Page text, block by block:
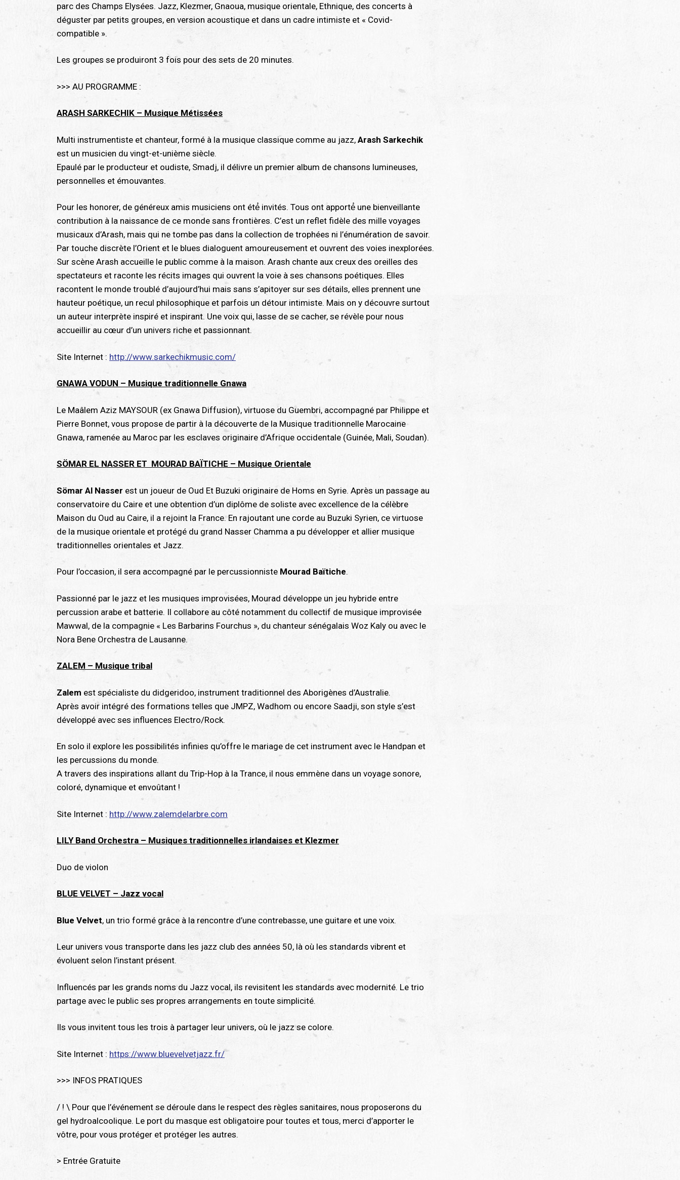
parc des Champs Elysées. Jazz, Klezmer, Gnaoua, musique orientale, Ethnique, des concerts à
déguster par petits groupes, en version acoustique et dans un cadre intimiste et « Covid-
compatible ».
Les groupes se produiront 3 fois pour des sets de 20 minutes.
>>> AU PROGRAMME :
ARASH SARKECHIK – Musique Métissées
Multi instrumentiste et chanteur, formé à la musique classique comme au jazz, Arash Sarkechik
est un musicien du vingt-et-unième siècle.
Epaulé par le producteur et oudiste, Smadj, il délivre un premier album de chansons lumineuses,
personnelles et émouvantes.
Pour les honorer, de généreux amis musiciens ont été́ invités. Tous ont apporté́ une bienveillante
contribution à la naissance de ce monde sans frontières. C’est un reflet fidèle des mille voyages
musicaux d’Arash, mais qui ne tombe pas dans la collection de trophées ni l’énumération de savoir.
Par touche discrète l’Orient et le blues dialoguent amoureusement et ouvrent des voies inexplorées.
Sur scène Arash accueille le public comme à la maison. Arash chante aux creux des oreilles des
spectateurs et raconte les récits images qui ouvrent la voie à ses chansons poétiques. Elles
racontent le monde troublé d’aujourd’hui mais sans s’apitoyer sur ses détails, elles prennent une
hauteur poétique, un recul philosophique et parfois un détour intimiste. Mais on y découvre surtout
un auteur interprète inspiré et inspirant. Une voix qui, lasse de se cacher, se révèle pour nous
accueillir au cœur d’un univers riche et passionnant.
Site Internet : http://www.sarkechikmusic.com/
GNAWA VODUN – Musique traditionnelle Gnawa
Le Maâlem Aziz MAYSOUR (ex Gnawa Diffusion), virtuose du Guembri, accompagné par Philippe et
Pierre Bonnet, vous propose de partir à la découverte de la Musique traditionnelle Marocaine
Gnawa, ramenée au Maroc par les esclaves originaire d’Afrique occidentale (Guinée, Mali, Soudan).
SÖMAR EL NASSER ET MOURAD BAÏTICHE – Musique Orientale
Sömar Al Nasser est un joueur de Oud Et Buzuki originaire de Homs en Syrie. Après un passage au
conservatoire du Caire et une obtention d’un diplôme de soliste avec excellence de la célèbre
Maison du Oud au Caire, il a rejoint la France. En rajoutant une corde au Buzuki Syrien, ce virtuose
de la musique orientale et protégé du grand Nasser Chamma a pu développer et allier musique
traditionnelles orientales et Jazz.
Pour l’occasion, il sera accompagné par le percussionniste Mourad Baïtiche.
Passionné par le jazz et les musiques improvisées, Mourad développe un jeu hybride entre
percussion arabe et batterie. Il collabore au côté notamment du collectif de musique improvisée
Mawwal, de la compagnie « Les Barbarins Fourchus », du chanteur sénégalais Woz Kaly ou avec le
Nora Bene Orchestra de Lausanne.
ZALEM – Musique tribal
Zalem est spécialiste du didgeridoo, instrument traditionnel des Aborigènes d’Australie.
Après avoir intégré des formations telles que JMPZ, Wadhom ou encore Saadji, son style s’est
développé avec ses influences Electro/Rock.
En solo il explore les possibilités infinies qu’offre le mariage de cet instrument avec le Handpan et
les percussions du monde.
A travers des inspirations allant du Trip-Hop à la Trance, il nous emmène dans un voyage sonore,
coloré, dynamique et envoûtant !
Site Internet : http://www.zalemdelarbre.com
LILY Band Orchestra – Musiques traditionnelles irlandaises et Klezmer
Duo de violon
BLUE VELVET – Jazz vocal
Blue Velvet, un trio formé grâce à la rencontre d’une contrebasse, une guitare et une voix.
Leur univers vous transporte dans les jazz club des années 50, là où les standards vibrent et
évoluent selon l’instant présent.
Influencés par les grands noms du Jazz vocal, ils revisitent les standards avec modernité. Le trio
partage avec le public ses propres arrangements en toute simplicité.
Ils vous invitent tous les trois à partager leur univers, où le jazz se colore.
Site Internet : https://www.bluevelvetjazz.fr/
>>> INFOS PRATIQUES
/ ! \ Pour que l’événement se déroule dans le respect des règles sanitaires, nous proposerons du
gel hydroalcoolique. Le port du masque est obligatoire pour toutes et tous, merci d’apporter le
vôtre, pour vous protéger et protéger les autres.
> Entrée Gratuite